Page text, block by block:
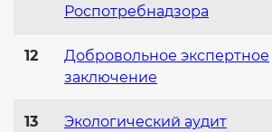
Роспотребнадзора
12
Добровольное экспертное
заключение
13 Экологический аудит